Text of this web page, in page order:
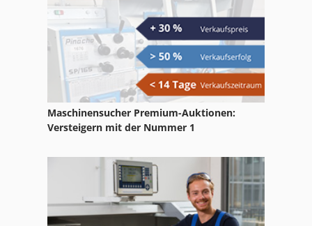
Sandstrahlanlage
Schleifanlage
Schleppschleifanlage
Schleuderradstrahlanlage
Schlick
Strahlmaschine
Maschinensucher Premium-Auktionen:
Versteigern mit der Nummer 1